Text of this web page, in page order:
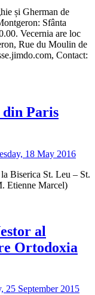
și Gherman de
Sfânta
Vecernia are loc
Rue du Moulin de
Contact:
din Paris
18 May 2016
Biserica St. Leu – St.
Etienne Marcel)
al
Ortodoxia
25 September 2015